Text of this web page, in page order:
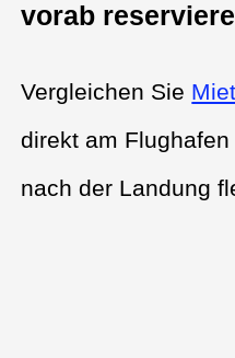
vorab
Vergleichen Sie
direkt am
nach der Landung